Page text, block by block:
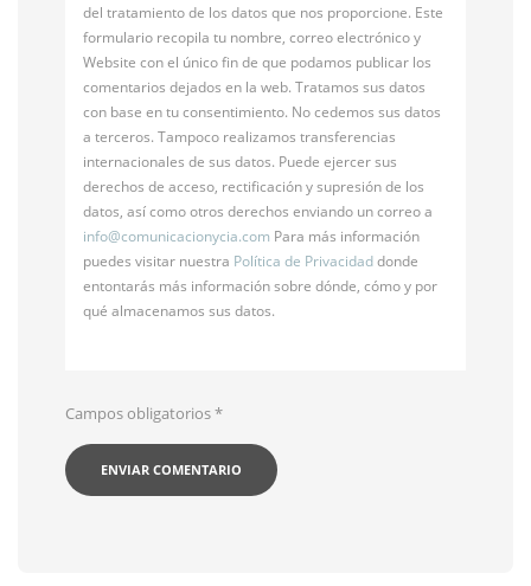
del tratamiento de los datos que nos proporcione. Este
formulario recopila tu nombre, correo electrónico y
Website con el único fin de que podamos publicar los
comentarios dejados en la web. Tratamos sus datos
con base en tu consentimiento. No cedemos sus datos
a terceros. Tampoco realizamos transferencias
internacionales de sus datos. Puede ejercer sus
derechos de acceso, rectificación y supresión de los
datos, así como otros derechos enviando un correo a
info@comunicacionycia.com Para más información
puedes visitar nuestra Política de Privacidaddonde
entontarás más información sobre dónde, cómo y por
qué almacenamos sus datos.
Campos obligatorios*